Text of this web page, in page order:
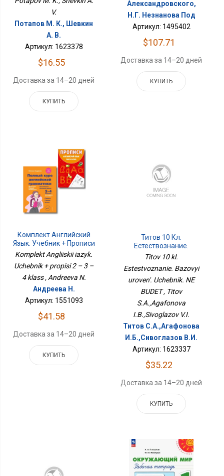
V.
Потапов М. К., Шевкин
А. В.
Артикул: 1623378
$16.55
Доставка за 14–20 дней
КУПИТЬ
Александровского,
Н.Г. Незнанова Под
Артикул: 1495402
$107.71
Доставка за 14–20 дней
КУПИТЬ
Комплект Английский
Язык. Учебник + Прописи
2 – 3 – 4 Класс
Komplekt Angliiskii iazyk.
Uchebnik + propisi 2 – 3 –
4 klass , Andreeva N.
Андреева Н.
Артикул: 1551093
$41.58
Доставка за 14–20 дней
КУПИТЬ
Титов 10 Кл.
Естествознание.
Базовый Уровень.
Titov 10 kl.
Estestvoznanie. Bazovyi
uroven'. Uchebnik. NE
BUDET , Titov
S.A.,Agafonova
I.B.,Sivoglazov V.I.
Титов С.А.,Агафонова
И.Б.,Сивоглазов В.И.
Артикул: 1623337
$35.22
Доставка за 14–20 дней
КУПИТЬ